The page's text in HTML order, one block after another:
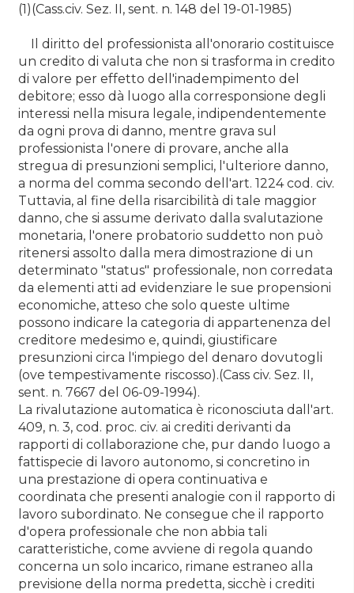
(1)(Cass.civ. Sez. II, sent. n. 148 del 19-01-1985)
Il diritto del professionista all'onorario costituisce
un credito di valuta che non si trasforma in credito
di valore per effetto dell'inadempimento del
debitore; esso dà luogo alla corresponsione degli
interessi nella misura legale, indipendentemente
da ogni prova di danno, mentre grava sul
professionista l'onere di provare, anche alla
stregua di presunzioni semplici, l'ulteriore danno,
a norma del comma secondo dell'art. 1224 cod. civ.
Tuttavia, al fine della risarcibilità di tale maggior
danno, che si assume derivato dalla svalutazione
monetaria, l'onere probatorio suddetto non può
ritenersi assolto dalla mera dimostrazione di un
determinato "status" professionale, non corredata
da elementi atti ad evidenziare le sue propensioni
economiche, atteso che solo queste ultime
possono indicare la categoria di appartenenza del
creditore medesimo e, quindi, giustificare
presunzioni circa l'impiego del denaro dovutogli
(ove tempestivamente riscosso).(Cass civ. Sez. II,
sent. n. 7667 del 06-09-1994).
La rivalutazione automatica è riconosciuta dall'art.
409, n. 3, cod. proc. civ. ai crediti derivanti da
rapporti di collaborazione che, pur dando luogo a
fattispecie di lavoro autonomo, si concretino in
una prestazione di opera continuativa e
coordinata che presenti analogie con il rapporto di
lavoro subordinato. Ne consegue che il rapporto
d'opera professionale che non abbia tali
caratteristiche, come avviene di regola quando
concerna un solo incarico, rimane estraneo alla
previsione della norma predetta, sicchè i crediti